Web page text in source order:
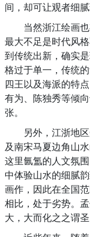
间，却可让观者细
当然浙江绘画也
最大不足是时代风
到传统出新，确实
格过于单一，传统
四王以及海派的特
有为、陈独秀等倾
张。
另外，江浙地区
及南宋马夏边角山
这里氤氲的人文氛
中体验山水的细腻
画作，因此在全国
相比，处于劣势。
大，大而化之之谓